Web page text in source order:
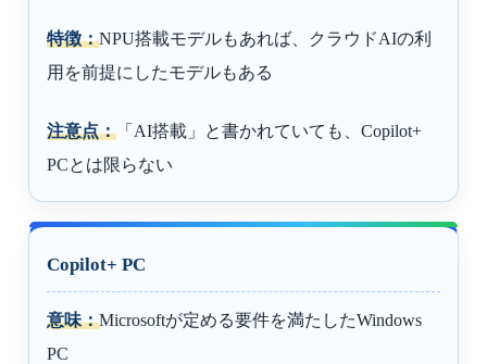
特徴：NPU搭載モデルもあれば、クラウドAIの利
用を前提にしたモデルもある
注意点： 「AI搭載」と書かれていても、Copilot+
PCとは限らない
Copilot+ PC
意味：Microsoftが定める要件を満たしたWindows
PC